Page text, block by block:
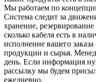
Мы работаем по
Система следит за
хранение,
сколько кабеля есть в
исполнение вашего заказа
продукции и сырья.
день. Если информация
рассылку мы будем
ежедневно.